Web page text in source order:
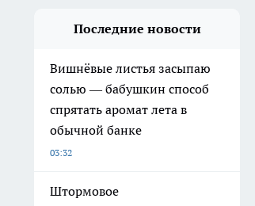
Последние новости
Вишнёвые листья засыпаю
солью — бабушкин способ
спрятать аромат лета в
обычной банке
03:32
Штормовое